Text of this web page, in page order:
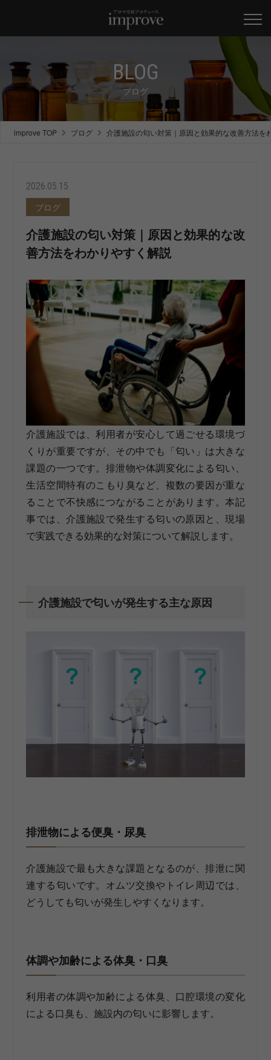
BLOG
ブログ
improve TOP ブログ 介護施設の匂い対策｜原因と効果的な改善方法を
2026.05.15
ブログ
介護施設の匂い対策｜原因と効果的な改
善方法をわかりやすく解説
介護施設では、利用者が安心して過ごせる環境づ
くりが重要ですが、その中でも「匂い」は大きな
課題の一つです。排泄物や体調変化による匂い、
生活空間特有のこもり臭など、複数の要因が重な
ることで不快感につながることがあります。本記
事では、介護施設で発生する匂いの原因と、現場
で実践できる効果的な対策について解説します。
介護施設で匂いが発生する主な原因
排泄物による便臭・尿臭
介護施設で最も大きな課題となるのが、排泄に関
連する匂いです。オムツ交換やトイレ周辺では、
どうしても匂いが発生しやすくなります。
体調や加齢による体臭・口臭
利用者の体調や加齢による体臭、口腔環境の変化
による口臭も、施設内の匂いに影響します。